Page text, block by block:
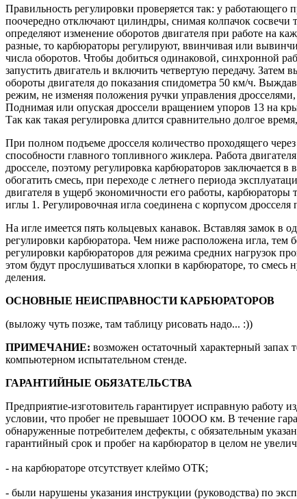
Правильность регулировки проверяется так: у работающего
поочередно отключают цилиндры, снимая колпачок сосвечи
определяют изменение оборотов двигателя при работе на
разные, то карбюраторы регулируют, ввинчивая или
числа оборотов. Чтобы добиться одинаковой, синхронной
запустить двигатель и включить четвертую передачу.
обороты двигателя до показания спидометра 50 км/ч.
режим, не изменяя положения ручки управления
Поднимая или опуская дроссели вращением упоров 13 на
Так как такая регулировка длится сравнительно долгое
При полном подъеме дросселя количество проходящего
способности главного топливного жиклера. Работа
дросселе, поэтому регулировка карбюраторов
обогатить смесь, при переходе с летнего периода
двигателя в ущерб экономичности его работы,
иглы 1. Регулировочная игла соединена с корпусом
На игле имеется пять кольцевых канавок. Вставляя замок
регулировки карбюратора. Чем ниже расположена игла, тем
регулировки карбюраторов для режима средних нагрузок
этом будут прослушиваться хлопки в карбюраторе, то
деления.
ОСНОВНЫЕ НЕИСПРАВНОСТИ КАРБЮРАТОРОВ
(выложу чуть позже, там таблицу рисовать надо... :))
ПРИМЕЧАНИЕ: возможен остаточный характерный запах
компьютерном испытательном стенде.
ГАРАНТИЙНЫЕ ОБЯЗАТЕЛЬСТВА
Предприятие-изготовитель гарантирует исправную работу
условии, что пробег не превышает 10ООО км. В течение
обнаруженные потребителем дефекты, с обязательным
гарантийный срок и пробег на карбюратор в целом не
- на карбюраторе отсутствует клеймо ОТК;
- были нарушены указания инструкции (руководства) по